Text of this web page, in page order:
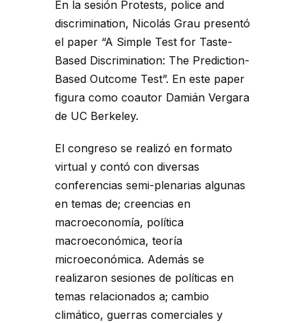
En la sesión Protests, police and
discrimination, Nicolás Grau presentó
el paper “A Simple Test for Taste-
Based Discrimination: The Prediction-
Based Outcome Test”. En este paper
figura como coautor Damián Vergara
de UC Berkeley.
El congreso se realizó en formato
virtual y contó con diversas
conferencias semi-plenarias algunas
en temas de; creencias en
macroeconomía, política
macroeconómica, teoría
microeconómica. Además se
realizaron sesiones de políticas en
temas relacionados a; cambio
climático, guerras comerciales y